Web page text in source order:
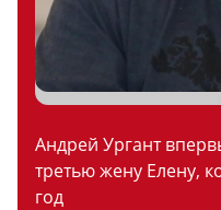
Андрей Ургант
третью жену Елену,
год